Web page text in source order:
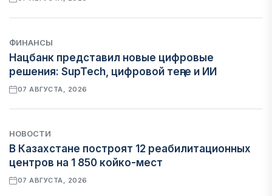
ФИНАНСЫ
Нацбанк представил новые цифровые
решения: SupTech, цифровой теңге и ИИ
07 АВГУСТА, 2026
НОВОСТИ
В Казахстане построят 12 реабилитационных
центров на 1 850 койко-мест
07 АВГУСТА, 2026